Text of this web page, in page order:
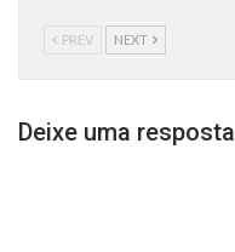
PREV NEXT
Deixe uma resposta